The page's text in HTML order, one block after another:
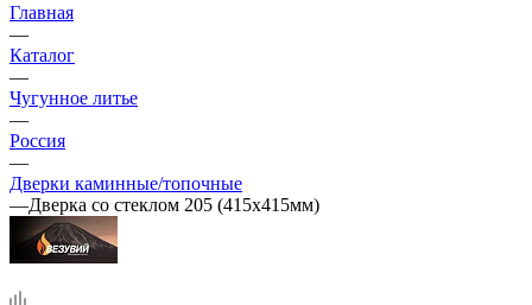
Главная
—
Каталог
—
Чугунное литье
—
Россия
—
Дверки каминные/топочные
—Дверка со стеклом 205 (415х415мм)